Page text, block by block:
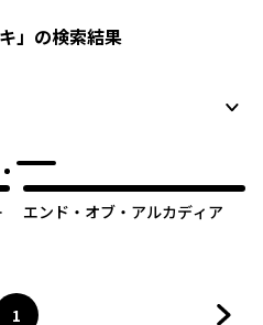
」の検索結果
エンド・オブ・アルカディア
1